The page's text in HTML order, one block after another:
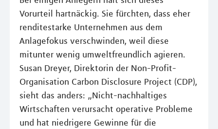
Vorurteil hartnäckig. Sie fürchten, dass eher
renditestarke Unternehmen aus dem
Anlagefokus verschwinden, weil diese
mitunter wenig umweltfreundlich agieren.
Susan Dreyer, Direktorin der Non-Profit-
Organisation Carbon Disclosure Project (CDP),
sieht das anders: „Nicht-nachhaltiges
Wirtschaften verursacht operative Probleme
und hat niedrigere Gewinne für die